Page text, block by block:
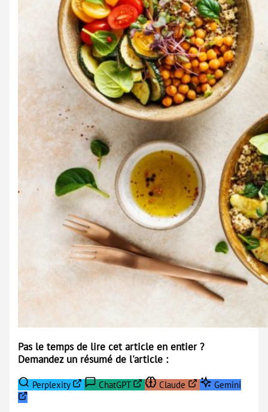
Pas le temps de lire cet article en entier ?
Demandez un résumé de l'article :
Perplexity ChatGPT Claude Gemini